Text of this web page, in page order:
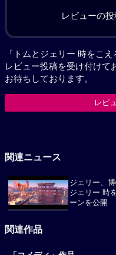
レビューの投
「トムとジェリー 時をこ
レビュー投稿を受け付けて
お待ちしております。
レビ
関連ニュース
ジェリー、
ジェリー 時
ーンを公開
関連作品